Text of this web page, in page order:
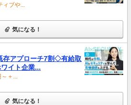
ブや...
気になる！
アプローチ7割◇有給取
イト企業...
＋...
気になる！